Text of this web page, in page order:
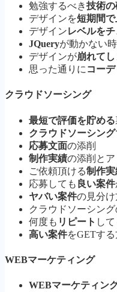
勉強するべき技術
デザインを短期間で
デザインレベルを
JQueryが動かない
デザインが崩れて
思った通りに コー
クラウドソーシング
最短で評価を貯める
クラウドソーシング
応募文面の添削
制作実績の添削とア
ご依頼頂ける制作
応募しても 良い案件
ヤバい案件の見分け
クラウドソーシング
何度も リピート し
高い案件をGETす
WEBマーケティング
WEBマーケティン